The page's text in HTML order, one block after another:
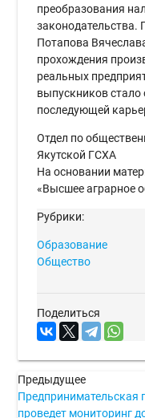
преобразования
законодательства.
Потапова
прохождения
реальных
выпускников
последующей
Отдел по
Якутской ГСХА
На основании
«Высшее аграрное
Рубрики:
Образование
Общество
Поделиться
Предыдущее
Предпринимательская
проведет мониторинг